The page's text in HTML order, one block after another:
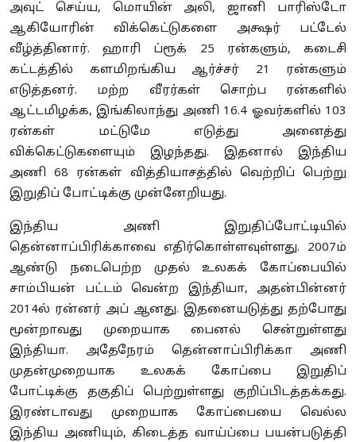
அவுட் செய்ய, மொயின் அலி, ஜானி பாரிஸ்டோ
ஆகியோரின் விக்கெட்டுகளை அக்ஷர் பட்டேல்
வீழ்த்தினார். ஹாரி ப்ரூக் 25 ரன்களும், கடைசி
கட்டத்தில் களமிறங்கிய ஆர்ச்சர் 21 ரன்களும்
எடுத்தனர். மற்ற வீரர்கள் சொற்ப ரன்களில்
ஆட்டமிழக்க, இங்கிலாந்து அணி 16.4 ஓவர்களில் 103
ரன்கள் மட்டுமே எடுத்து அனைத்து
விக்கெட்டுகளையும் இழந்தது. இதனால் இந்திய
அணி 68 ரன்கள் வித்தியாசத்தில் வெற்றிப் பெற்று
இறுதிப் போட்டிக்கு முன்னேறியது.
இந்திய அணி இறுதிப்போட்டியில்
தென்னாப்பிரிக்காவை எதிர்கொள்ளவுள்ளது. 2007ம்
ஆண்டு நடைபெற்ற முதல் உலகக் கோப்பையில்
சாம்பியன் பட்டம் வென்ற இந்தியா, அதன்பின்னர்
2014ல் ரன்னர் அப் ஆனது. இதனையடுத்து தற்போது
மூன்றாவது முறையாக பைனல் சென்றுள்ளது
இந்தியா. அதேநேரம் தென்னாப்பிரிக்கா அணி
முதன்முறையாக உலகக் கோப்பை இறுதிப்
போட்டிக்கு தகுதிப் பெற்றுள்ளது குறிப்பிடத்தக்கது.
இரண்டாவது முறையாக கோப்பையை வெல்ல
இந்திய அணியும், கிடைத்த வாய்ப்பை பயன்படுத்தி